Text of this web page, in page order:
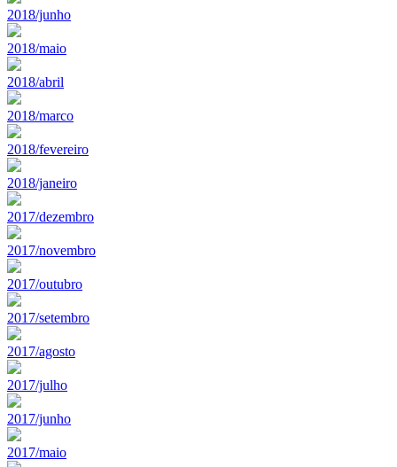
2018/junho
2018/maio
2018/abril
2018/marco
2018/fevereiro
2018/janeiro
2017/dezembro
2017/novembro
2017/outubro
2017/setembro
2017/agosto
2017/julho
2017/junho
2017/maio